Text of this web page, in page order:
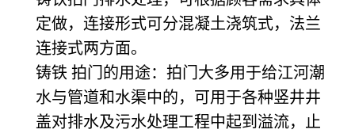
定做，连接形式可分混凝土浇筑式，法兰
连接式两方面。
铸铁 拍门的用途：拍门大多用于给江河潮
水与管道和水渠中的，可用于各种竖井井
盖对排水及污水处理工程中起到溢流，止